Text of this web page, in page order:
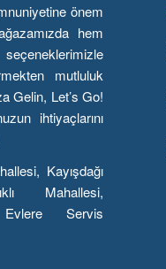
önem
hem
mutluluk
Gelin, Let’s Go!
ihtiyaçlarını
Kayışdağı
Mahallesi,
Evlere Servis